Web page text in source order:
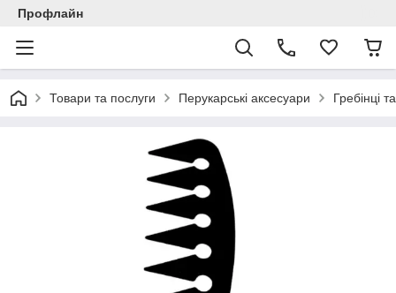
Профлайн
Товари та послуги Перукарські аксесуари Гребінці